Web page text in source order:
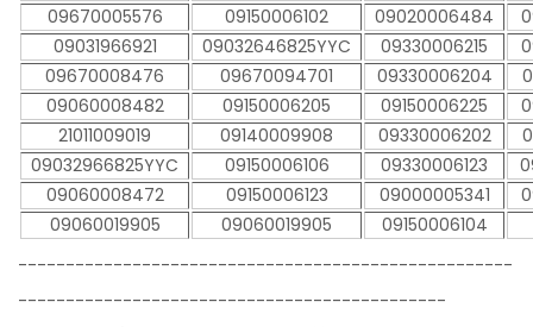
09670005576
09150006102 09020006484
09031966921
09032646825YYC 09330006215
09670008476
09670094701 09330006204
09060008482
09150006205 09150006225
21011009019
09140009908 09330006202
09032966825YYC
09150006106 09330006123
09060008472
09150006123 09000005341
09060019905
09060019905 09150006104
----------------------------------------------------
---------------------------------------------